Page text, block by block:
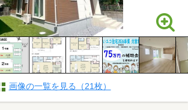
画像の一覧を見る（21枚）